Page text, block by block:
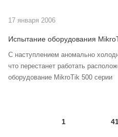
17 января 2006
Испытание оборудования
С наступлением аномально
что перестанет работать
оборудование MikroTik 500 серии
1